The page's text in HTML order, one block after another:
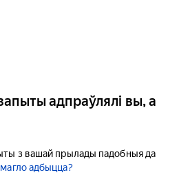
адпраўлялі вы, а
з вашай прылады падобныя да
адбыцца?